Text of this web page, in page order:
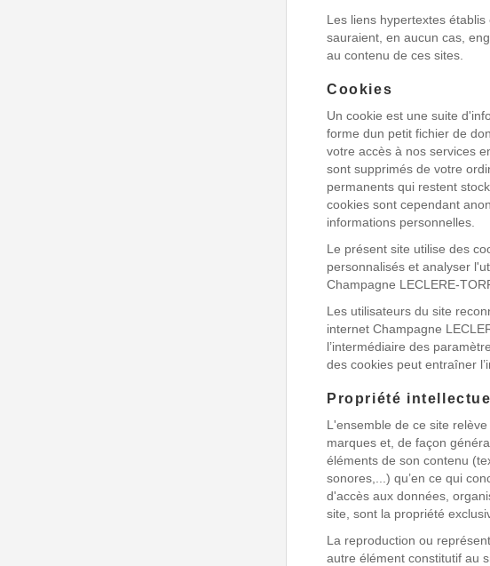
Les liens hypertextes
sauraient, en aucun cas,
au contenu de ces sites.
Cookies
Un cookie est une suite
forme dun petit fichier de
votre accès à nos services
sont supprimés de votre
permanents qui restent
cookies sont cependant
informations personnelles.
Le présent site utilise des
personnalisés et analyser
Champagne LECLERE-
Les utilisateurs du site
internet Champagne
l’intermédiaire des
des cookies peut entraîner
Propriété
L'ensemble de ce site
marques et, de façon
éléments de son contenu
sonores,...) qu’en ce qui
d'accès aux données,
site, sont la propriété
La reproduction ou
autre élément constitutif au